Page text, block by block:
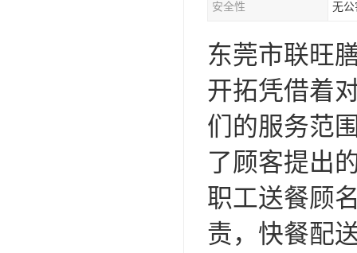
安全性 无公
东莞市联旺
开拓凭借着
们的服务范
了顾客提出
职工送餐顾
责，快餐配